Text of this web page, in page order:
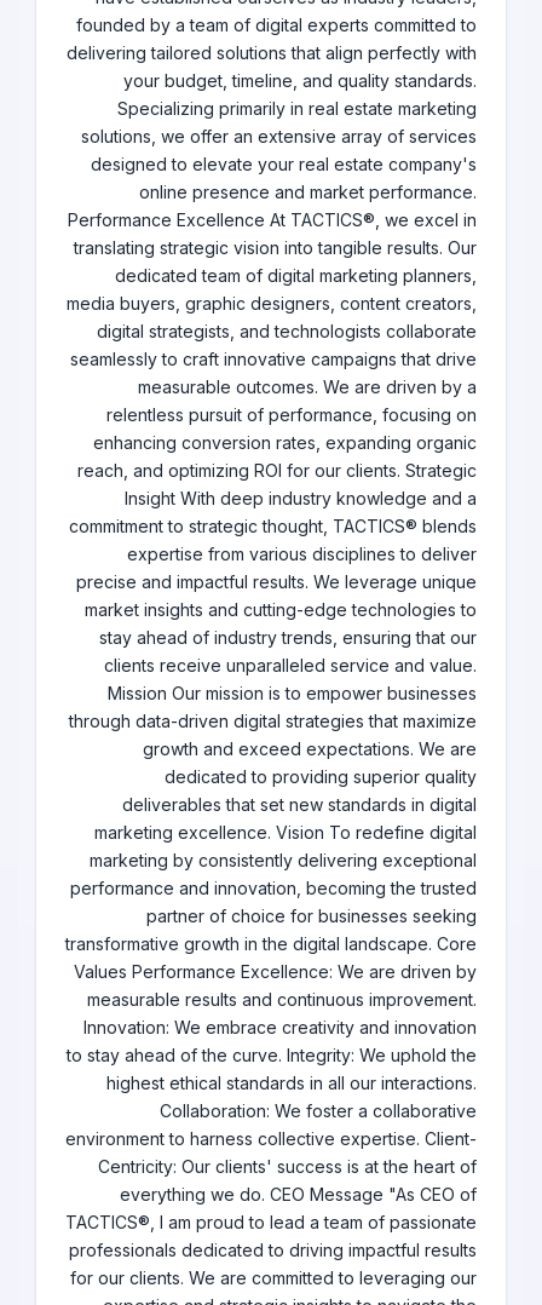
founded by a team of digital experts committed to
delivering tailored solutions that align perfectly with
your budget, timeline, and quality standards.
Specializing primarily in real estate marketing
solutions, we offer an extensive array of services
designed to elevate your real estate company's
online presence and market performance.
Performance Excellence At TACTICS®, we excel in
translating strategic vision into tangible results. Our
dedicated team of digital marketing planners,
media buyers, graphic designers, content creators,
digital strategists, and technologists collaborate
seamlessly to craft innovative campaigns that drive
measurable outcomes. We are driven by a
relentless pursuit of performance, focusing on
enhancing conversion rates, expanding organic
reach, and optimizing ROI for our clients. Strategic
Insight With deep industry knowledge and a
commitment to strategic thought, TACTICS® blends
expertise from various disciplines to deliver
precise and impactful results. We leverage unique
market insights and cutting-edge technologies to
stay ahead of industry trends, ensuring that our
clients receive unparalleled service and value.
Mission Our mission is to empower businesses
through data-driven digital strategies that maximize
growth and exceed expectations. We are
dedicated to providing superior quality
deliverables that set new standards in digital
marketing excellence. Vision To redefine digital
marketing by consistently delivering exceptional
performance and innovation, becoming the trusted
partner of choice for businesses seeking
transformative growth in the digital landscape. Core
Values Performance Excellence: We are driven by
measurable results and continuous improvement.
Innovation: We embrace creativity and innovation
to stay ahead of the curve. Integrity: We uphold the
highest ethical standards in all our interactions.
Collaboration: We foster a collaborative
environment to harness collective expertise. Client-
Centricity: Our clients' success is at the heart of
everything we do. CEO Message "As CEO of
TACTICS®, I am proud to lead a team of passionate
professionals dedicated to driving impactful results
for our clients. We are committed to leveraging our